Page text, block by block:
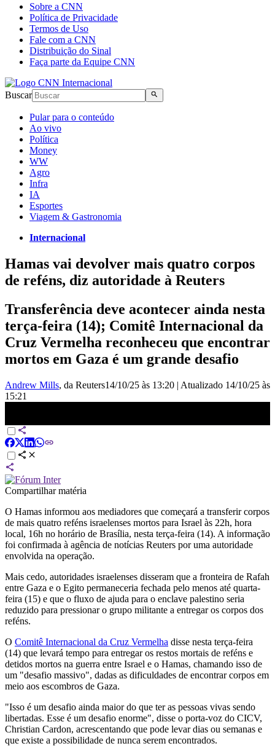
Sobre a CNN
Política de Privacidade
Termos de Uso
Fale com a CNN
Distribuição do Sinal
Faça parte da Equipe CNN
Buscar
Pular para o conteúdo
Ao vivo
Política
Money
WW
Agro
Infra
IA
Esportes
Viagem & Gastronomia
Internacional
Hamas vai devolver mais quatro corpos
de reféns, diz autoridade à Reuters
Transferência deve acontecer ainda nesta
terça-feira (14); Comitê Internacional da
Cruz Vermelha reconheceu que encontrar
mortos em Gaza é um grande desafio
Andrew Mills, da Reuters14/10/25 às 13:20 | Atualizado 14/10/25 às
15:21
Compartilhar matéria
O Hamas informou aos mediadores que começará a transferir corpos
de mais quatro reféns israelenses mortos para Israel às 22h, hora
local, 16h no horário de Brasília, nesta terça-feira (14). A informação
foi confirmada à agência de notícias Reuters por uma autoridade
envolvida na operação.
Mais cedo, autoridades israelenses disseram que a fronteira de Rafah
entre Gaza e o Egito permaneceria fechada pelo menos até quarta-
feira (15) e que o fluxo de ajuda para o enclave palestino seria
reduzido para pressionar o grupo militante a entregar os corpos dos
reféns.
O Comitê Internacional da Cruz Vermelha disse nesta terça-feira
(14) que levará tempo para entregar os restos mortais de reféns e
detidos mortos na guerra entre Israel e o Hamas, chamando isso de
um "desafio massivo", dadas as dificuldades de encontrar corpos em
meio aos escombros de Gaza.
"Isso é um desafio ainda maior do que ter as pessoas vivas sendo
libertadas. Esse é um desafio enorme", disse o porta-voz do CICV,
Christian Cardon, acrescentando que pode levar dias ou semanas e
que existe a possibilidade de nunca serem encontrados.